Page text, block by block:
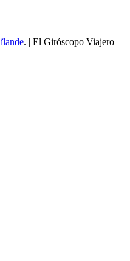
. | El Giróscopo Viajero